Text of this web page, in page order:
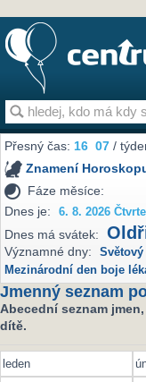
Přesný čas:16 07 /
Znamení
Fáze měsíce:
Dnes je:
6. 8. 2026
Dnes má svátek:
Významné dny:
Mezinárodní den boje
Jmenný seznam
Abecední seznam
dítě.
leden